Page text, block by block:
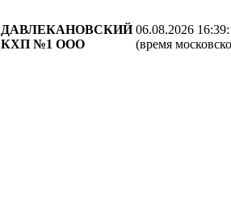
ДАВЛЕКАНОВСКИЙ
КХП №1 ООО
06.08.2026
(время